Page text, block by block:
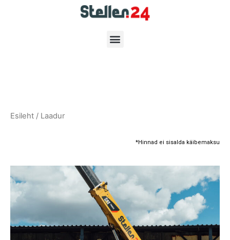
Esileht / Laadur
*Hinnad ei sisalda käibemaksu